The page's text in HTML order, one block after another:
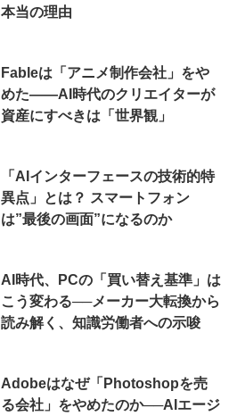
本当の理由
Fableは「アニメ制作会社」をや
めた――AI時代のクリエイターが
資産にすべきは「世界観」
「AIインターフェースの技術的特
異点」とは？ スマートフォン
は”最後の画面”になるのか
AI時代、PCの「買い替え基準」は
こう変わる──メーカー大転換から
読み解く、知識労働者への示唆
Adobeはなぜ「Photoshopを売
る会社」をやめたのか──AIエージ